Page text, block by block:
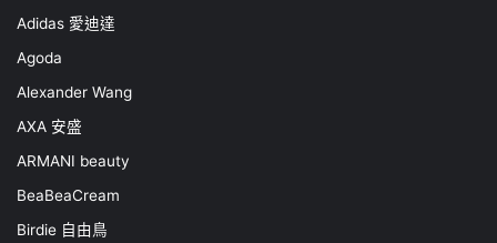
Adidas 愛迪達
Agoda
Alexander Wang
AXA 安盛
ARMANI beauty
BeaBeaCream
Birdie 自由鳥